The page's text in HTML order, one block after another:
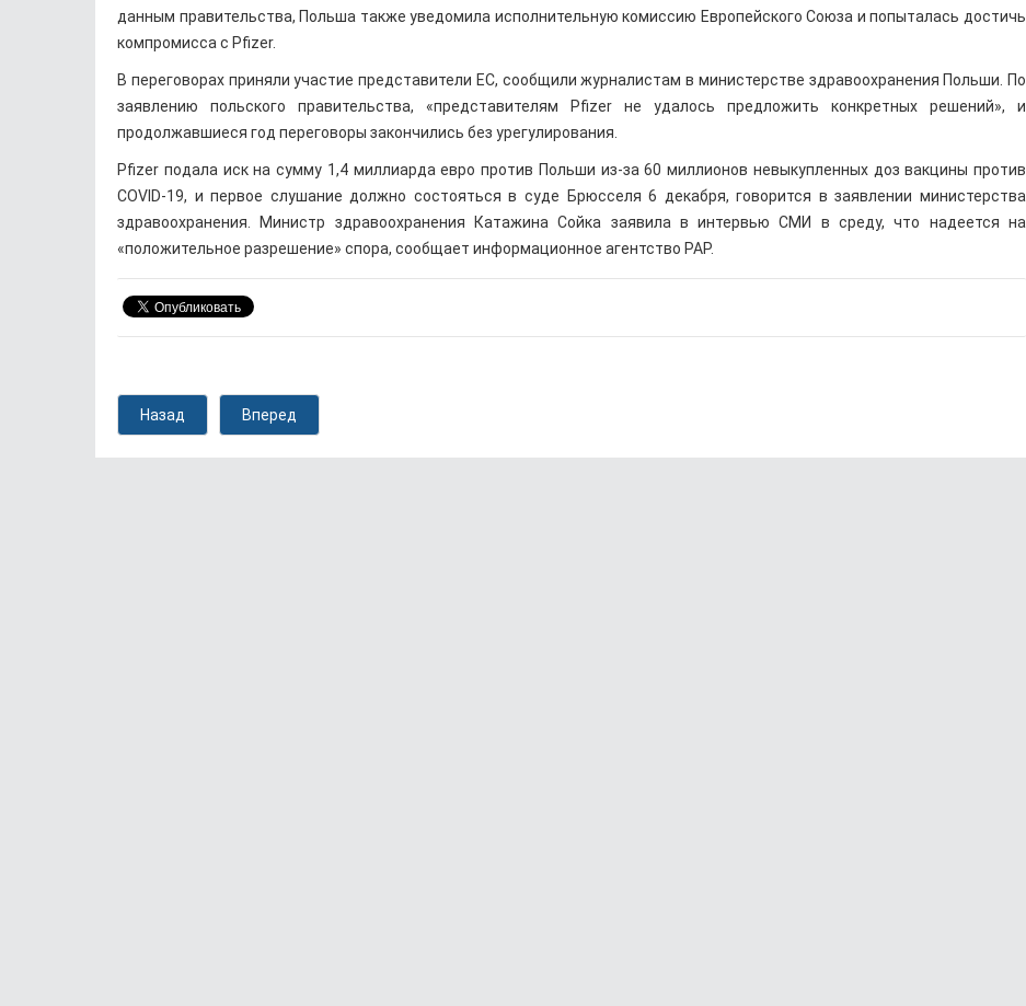
данным правительства, Польша также уведомила исполнительную комиссию Европейского Союза и попыталась достичь
компромисса с Pfizer.
В переговорах приняли участие представители ЕС, сообщили журналистам в министерстве здравоохранения Польши. По
заявлению польского правительства, «представителям Pfizer не удалось предложить конкретных решений», и
продолжавшиеся год переговоры закончились без урегулирования.
Pfizer подала иск на сумму 1,4 миллиарда евро против Польши из-за 60 миллионов невыкупленных доз вакцины против
COVID-19, и первое слушание должно состояться в суде Брюсселя 6 декабря, говорится в заявлении министерства
здравоохранения. Министр здравоохранения Катажина Сойка заявила в интервью СМИ в среду, что надеется на
«положительное разрешение» спора, сообщает информационное агентство PAP.
Назад Вперед